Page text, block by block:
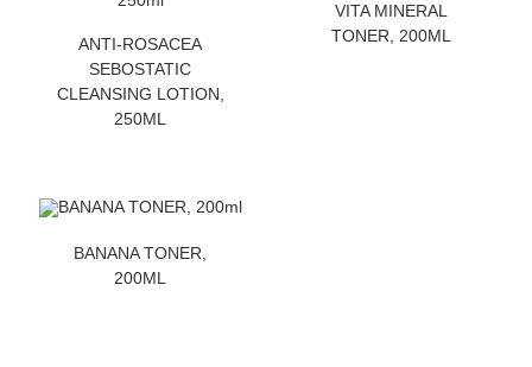
ANTI-ROSACEA
SEBOSTATIC
CLEANSING LOTION,
250ML
VITA MINERAL
TONER, 200ML
BANANA TONER,
200ML